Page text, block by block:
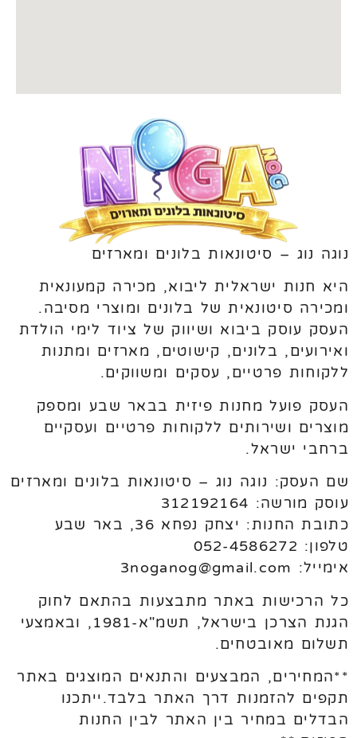
נוגה נוג – סיטונאות בלונים ומארזים
היא חנות ישראלית ליבוא, מכירה קמעונאית
ומכירה סיטונאית של בלונים ומוצרי מסיבה.
העסק עוסק ביבוא ושיווק של ציוד לימי הולדת
ואירועים, בלונים, קישוטים, מארזים ומתנות
ללקוחות פרטיים, עסקים ומשווקים.
העסק פועל מחנות פיזית בבאר שבע ומספק
מוצרים ושירותים ללקוחות פרטיים ועסקיים
ברחבי ישראל.
שם העסק: נוגה נוג – סיטונאות בלונים ומארזים
עוסק מורשה: 312192164
כתובת החנות: יצחק נפחא 36, באר שבע
טלפון: 052-4586272
אימייל: 3noganog@gmail.com
כל הרכישות באתר מתבצעות בהתאם לחוק
הגנת הצרכן בישראל, תשמ"א-1981, ובאמצעי
תשלום מאובטחים.
**המחירים, המבצעים והתנאים המוצגים באתר
תקפים להזמנות דרך האתר בלבד.ייתכנו
הבדלים במחיר בין האתר לבין החנות